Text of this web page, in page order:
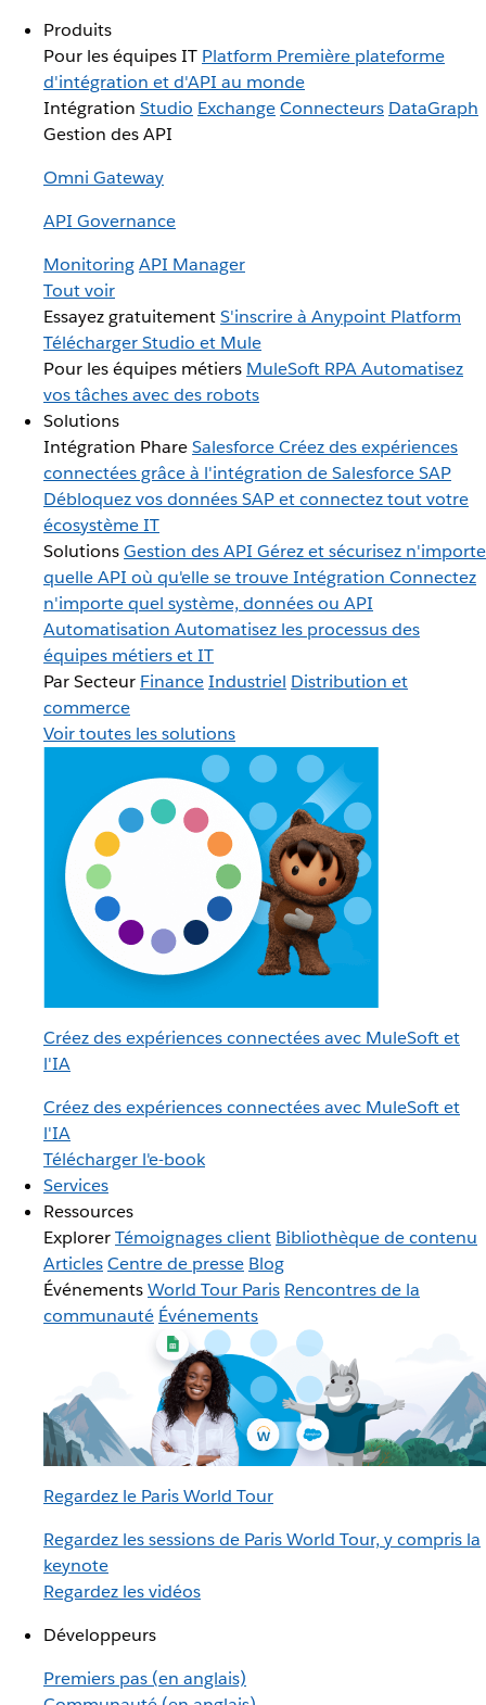
Produits
Pour les équipes IT Platform Première plateforme
d'intégration et d'API au monde
Intégration Studio ExchangeConnecteurs DataGraph
Gestion des API
Omni Gateway
API Governance
MonitoringAPI Manager
Tout voir
Essayez gratuitementS'inscrire à Anypoint Platform
Télécharger Studio et Mule
Pour les équipes métiers MuleSoft RPAAutomatisez
vos tâches avec des robots
Solutions
Intégration PhareSalesforceCréez des expériences
connectées grâce à l'intégration de SalesforceSAP
Débloquez vos données SAP et connectez tout votre
écosystème IT
SolutionsGestion des API Gérez et sécurisez n'importe
quelle API où qu'elle se trouveIntégration Connectez
n'importe quel système, données ou API
Automatisation Automatisez les processus des
équipes métiers et IT
Par Secteur FinanceIndustriel Distribution et
commerce
Voir toutes les solutions
Créez des expériences connectées avec MuleSoft et
l'IA
Créez des expériences connectées avec MuleSoft et
l'IA
Télécharger l'e-book
Services
Ressources
ExplorerTémoignages client Bibliothèque de contenu
ArticlesCentre de presse Blog
ÉvénementsWorld Tour Paris Rencontres de la
communauté Événements
Regardez le Paris World Tour
Regardez les sessions de Paris World Tour, y compris la
keynote
Regardez les vidéos
Développeurs
Premiers pas (en anglais)